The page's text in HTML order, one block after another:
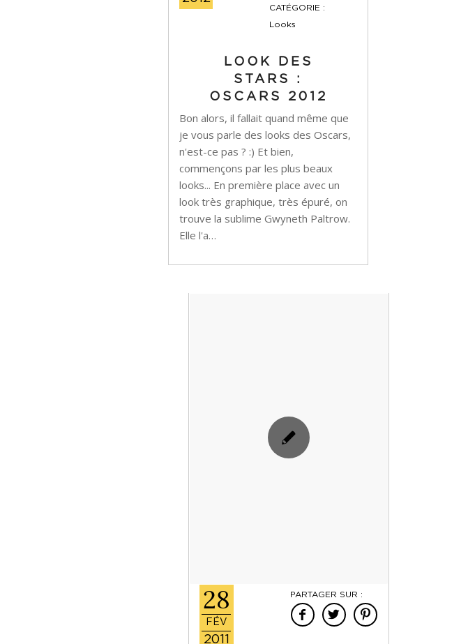
CATÉGORIE :
Looks
LOOK DES
STARS :
OSCARS 2012
Bon alors, il fallait quand même que
je vous parle des looks des Oscars,
n'est-ce pas ? :) Et bien,
commençons par les plus beaux
looks... En première place avec un
look très graphique, très épuré, on
trouve la sublime Gwyneth Paltrow.
Elle l'a…
28
FÉV
2011
PARTAGER SUR :